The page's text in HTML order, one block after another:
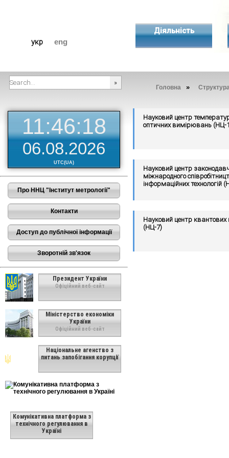
укр eng
Діяльність
Головна »
11:46:19
06.08.2026
UTC(UA)
Про ННЦ "Інститут метрології"
Контакти
Доступ до публічної інформації
Зворотній зв'язок
Президент України
Офіційний веб-сайт
Міністерство економіки
України
Офіційний веб-сайт
Національне агенство з
питань запобігання корупції
Комунікативна платформа з
технічного регулювання в
Україні
Науковий центр
оптичних вимірювань (НЦ-
Науковий центр
міжнародного
інформаційних технологій
Науковий центр
(НЦ-7)